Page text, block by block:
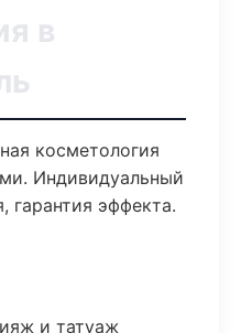
в
косметология
Индивидуальный
гарантия эффекта.
и татуаж